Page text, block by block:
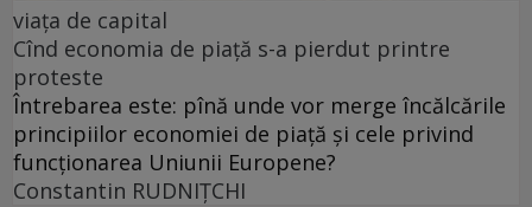
viața de capital
Cînd economia de piață s-a pierdut printre
proteste
Întrebarea este: pînă unde vor merge încălcările
principiilor economiei de piață și cele privind
funcționarea Uniunii Europene?
Constantin RUDNIŢCHI